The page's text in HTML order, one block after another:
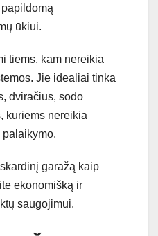
ūkiui.
tiems, kam nereikia
Jie idealiai tinka
dviračius, sodo
kuriems nereikia
palaikymo.
garažą kaip
ekonomišką ir
saugojimui.